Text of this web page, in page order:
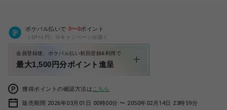
ポケパル払いで 0〜0ポイント
（1P=1円）※キャンペーン分除く
会員登録後、ポケパル払い初回登録&利用で
最大1,500円分ポイント進呈
獲得ポイントの確認方法は こちら
販売期間 2026年03月01日 00時00分 〜 2050年02月14日 23時59分